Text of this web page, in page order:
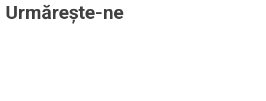
Urmărește-ne